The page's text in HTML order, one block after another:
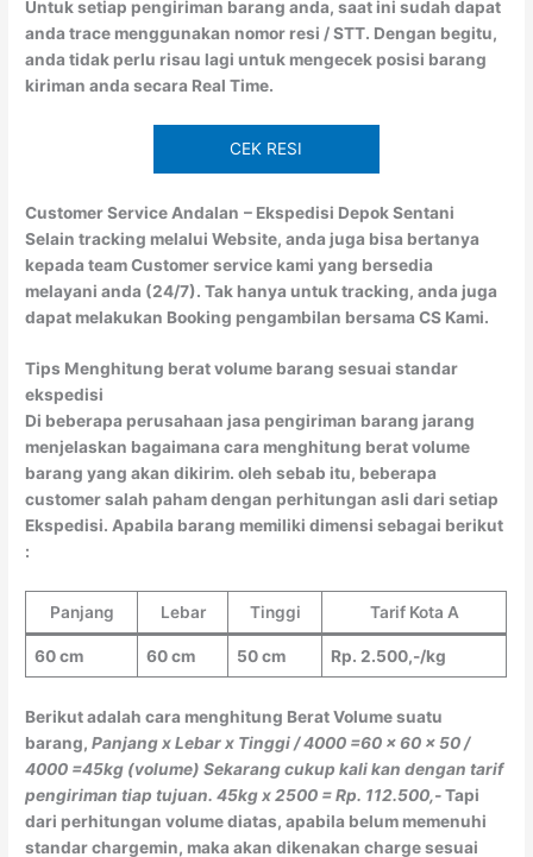
Untuk setiap pengiriman barang anda, saat ini sudah dapat
anda trace menggunakan nomor resi / STT. Dengan begitu,
anda tidak perlu risau lagi untuk mengecek posisi barang
kiriman anda secara Real Time.
CEK RESI
Customer Service Andalan – Ekspedisi Depok Sentani
Selain tracking melalui Website, anda juga bisa bertanya
kepada team Customer service kami yang bersedia
melayani anda (24/7). Tak hanya untuk tracking, anda juga
dapat melakukan Booking pengambilan bersama CS Kami.
Tips Menghitung berat volume barang sesuai standar
ekspedisi
Di beberapa perusahaan jasa pengiriman barang jarang
menjelaskan bagaimana cara menghitung berat volume
barang yang akan dikirim. oleh sebab itu, beberapa
customer salah paham dengan perhitungan asli dari setiap
Ekspedisi. Apabila barang memiliki dimensi sebagai berikut
:
Panjang Lebar Tinggi Tarif Kota A
60 cm 60 cm 50 cm Rp. 2.500,-/kg
Berikut adalah cara menghitung Berat Volume suatu
barang,Panjang x Lebar x Tinggi / 4000 =60 x 60 x 50 /
4000 =45kg (volume) Sekarang cukup kali kan dengan tarif
pengiriman tiap tujuan. 45kg x 2500 = Rp. 112.500,-Tapi
dari perhitungan volume diatas, apabila belum memenuhi
standar chargemin, maka akan dikenakan charge sesuai